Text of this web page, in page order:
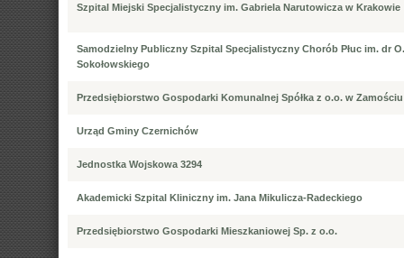
Szpital Miejski Specjalistyczny im. Gabriela Narutowicza w Krakowie
Samodzielny Publiczny Szpital Specjalistyczny Chorób Płuc im. dr O.
Sokołowskiego
Przedsiębiorstwo Gospodarki Komunalnej Spółka z o.o. w Zamościu
Urząd Gminy Czernichów
Jednostka Wojskowa 3294
Akademicki Szpital Kliniczny im. Jana Mikulicza-Radeckiego
Przedsiębiorstwo Gospodarki Mieszkaniowej Sp. z o.o.